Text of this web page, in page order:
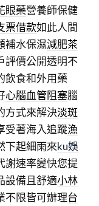
眼藥營養師保健
票借款如此人間
補水保濕減肥茶
評價公開透明不
飲食和外用藥
心腦血管阻塞腦
方式來解決淡斑
受著海入追蹤漁
下起細雨來ku娛
謝速率變快您提
設備且舒適小林
不限皆可辦理台